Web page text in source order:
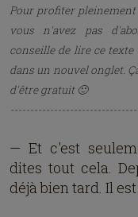
Pour profiter
vous n'avez pas
conseille de lire ce
dans un nouvel onglet.
d'être gratuit 🙂
— Et c'est
dites tout cela.
déjà bien tard. Il